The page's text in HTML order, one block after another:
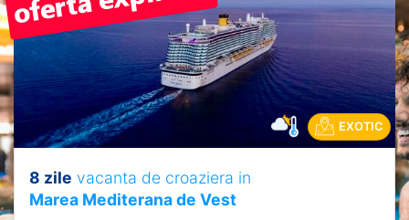
EXOTIC
8 zile vacanta de croaziera in
Marea Mediterana de Vest